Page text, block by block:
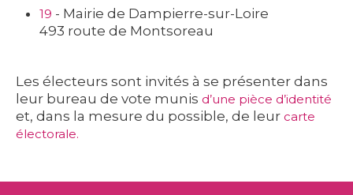
19 - Mairie de Dampierre-sur-Loire
493 route de Montsoreau
Les électeurs sont invités à se présenter dans
leur bureau de vote munis d’une pièce d’identité
et, dans la mesure du possible, de leur carte
électorale.